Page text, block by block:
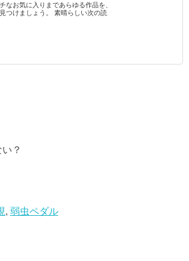
なお気に入りまであらゆる作品を、
つけましょう。 素晴らしい次の読
？
, 弱虫ペダル